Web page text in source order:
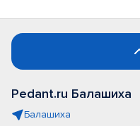
Pedant.ru Балашиха
Балашиха